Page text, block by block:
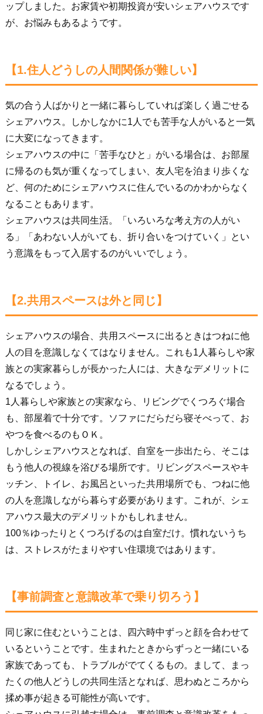
ップしました。お家賃や初期投資が安いシェアハウスです
が、お悩みもあるようです。
【1.住人どうしの人間関係が難しい】
気の合う人ばかりと一緒に暮らしていれば楽しく過ごせる
シェアハウス。しかしなかに1人でも苦手な人がいると一気
に大変になってきます。
シェアハウスの中に「苦手なひと」がいる場合は、お部屋
に帰るのも気が重くなってしまい、友人宅を泊まり歩くな
ど、何のためにシェアハウスに住んでいるのかわからなく
なることもあります。
シェアハウスは共同生活。「いろいろな考え方の人がい
る」「あわない人がいても、折り合いをつけていく」とい
う意識をもって入居するのがいいでしょう。
【2.共用スペースは外と同じ】
シェアハウスの場合、共用スペースに出るときはつねに他
人の目を意識しなくてはなりません。これも1人暮らしや家
族との実家暮らしが長かった人には、大きなデメリットに
なるでしょう。
1人暮らしや家族との実家なら、リビングでくつろぐ場合
も、部屋着で十分です。ソファにだらだら寝そべって、お
やつを食べるのもＯＫ。
しかしシェアハウスとなれば、自室を一歩出たら、そこは
もう他人の視線を浴びる場所です。リビングスペースやキ
ッチン、トイレ、お風呂といった共用場所でも、つねに他
の人を意識しながら暮らす必要があります。これが、シェ
アハウス最大のデメリットかもしれません。
100％ゆったりとくつろげるのは自室だけ。慣れないうち
は、ストレスがたまりやすい住環境ではあります。
【事前調査と意識改革で乗り切ろう】
同じ家に住むということは、四六時中ずっと顔を合わせて
いるということです。生まれたときからずっと一緒にいる
家族であっても、トラブルがでてくるもの。まして、まっ
たくの他人どうしの共同生活となれば、思わぬところから
揉め事が起きる可能性が高いです。